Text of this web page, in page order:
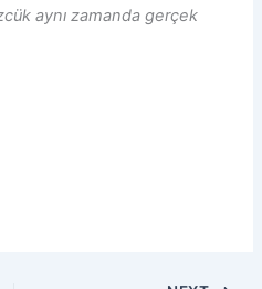
aynı zamanda gerçek